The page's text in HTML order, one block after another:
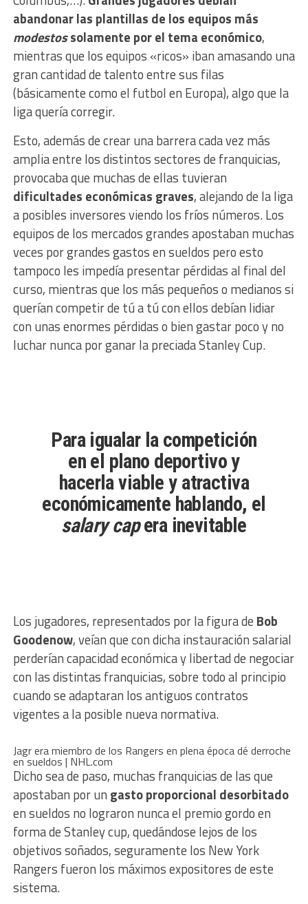
abandonar las plantillas de los equipos más
modestossolamente por el tema económico,
mientras que los equipos «ricos» iban amasando una
gran cantidad de talento entre sus filas
(básicamente como el futbol en Europa), algo que la
liga quería corregir.
Esto, además de crear una barrera cada vez más
amplia entre los distintos sectores de franquicias,
provocaba que muchas de ellas tuvieran
dificultades económicas graves, alejando de la liga
a posibles inversores viendo los fríos números. Los
equipos de los mercados grandes apostaban muchas
veces por grandes gastos en sueldos pero esto
tampoco les impedía presentar pérdidas al final del
curso, mientras que los más pequeños o medianos si
querían competir de tú a tú con ellos debían lidiar
con unas enormes pérdidas o bien gastar poco y no
luchar nunca por ganar la preciada Stanley Cup.
Para igualar la competición
en el plano deportivo y
hacerla viable y atractiva
económicamente hablando, el
salary capera inevitable
Los jugadores, representados por la figura de Bob
Goodenow, veían que con dicha instauración salarial
perderían capacidad económica y libertad de negociar
con las distintas franquicias, sobre todo al principio
cuando se adaptaran los antiguos contratos
vigentes a la posible nueva normativa.
Jagr era miembro de los Rangers en plena época dé derroche
en sueldos | NHL.com
Dicho sea de paso, muchas franquicias de las que
apostaban por un gasto proporcional desorbitado
en sueldos no lograron nunca el premio gordo en
forma de Stanley cup, quedándose lejos de los
objetivos soñados, seguramente los New York
Rangers fueron los máximos expositores de este
sistema.